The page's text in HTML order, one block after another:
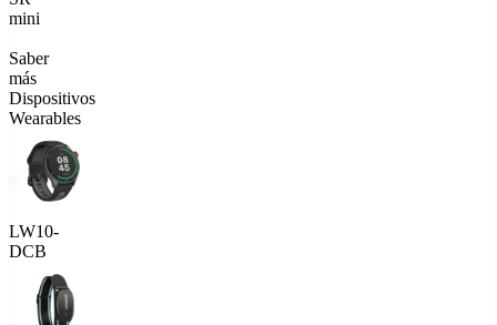
mini
Saber
más
Dispositivos
Wearables
LW10-
DCB